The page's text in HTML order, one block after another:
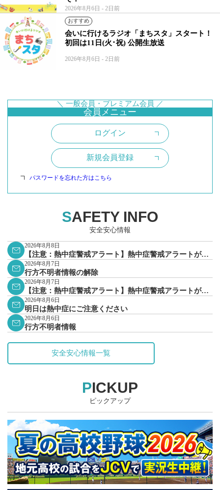
2026年8月6日 - 2日前
おすすめ
2026年8月6日 - 2日前
会いに行けるラジオ「まちスタ」スタート！
初回は11日(火･祝) 公開生放送
ログイン
新規会員登録
パスワードを忘れた方はこちら
SAFETY INFO
安全安心情報
2026年8月8日
【注意：熱中症警戒アラート】熱中症警戒アラートが発
表されています。
2026年8月7日
行方不明者情報の解除
2026年8月7日
【注意：熱中症警戒アラート】熱中症警戒アラートが発
表されています。
2026年8月6日
明日は熱中症にご注意ください
2026年8月6日
行方不明者情報
安全安心情報一覧
PICKUP
ピックアップ